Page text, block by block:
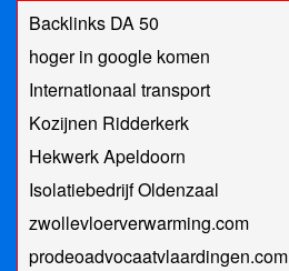
Backlinks DA 50
hoger in google komen
Internationaal transport
Kozijnen Ridderkerk
Hekwerk Apeldoorn
Isolatiebedrijf Oldenzaal
zwollevloerverwarming.com
prodeoadvocaatvlaardingen.com